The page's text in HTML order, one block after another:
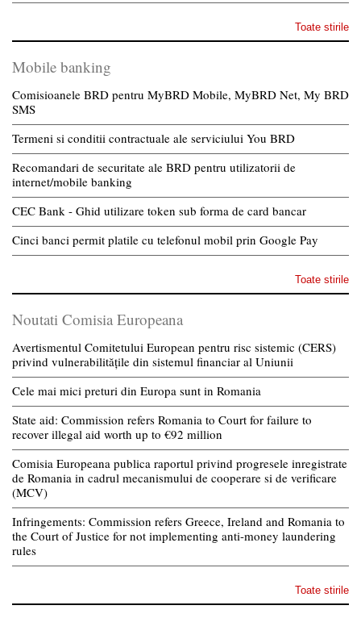
Toate stirile
Mobile banking
Comisioanele BRD pentru MyBRD Mobile, MyBRD Net, My BRD
SMS
Termeni si conditii contractuale ale serviciului You BRD
Recomandari de securitate ale BRD pentru utilizatorii de
internet/mobile banking
CEC Bank - Ghid utilizare token sub forma de card bancar
Cinci banci permit platile cu telefonul mobil prin Google Pay
Toate stirile
Noutati Comisia Europeana
Avertismentul Comitetului European pentru risc sistemic (CERS)
privind vulnerabilitățile din sistemul financiar al Uniunii
Cele mai mici preturi din Europa sunt in Romania
State aid: Commission refers Romania to Court for failure to
recover illegal aid worth up to €92 million
Comisia Europeana publica raportul privind progresele inregistrate
de Romania in cadrul mecanismului de cooperare si de verificare
(MCV)
Infringements: Commission refers Greece, Ireland and Romania to
the Court of Justice for not implementing anti-money laundering
rules
Toate stirile